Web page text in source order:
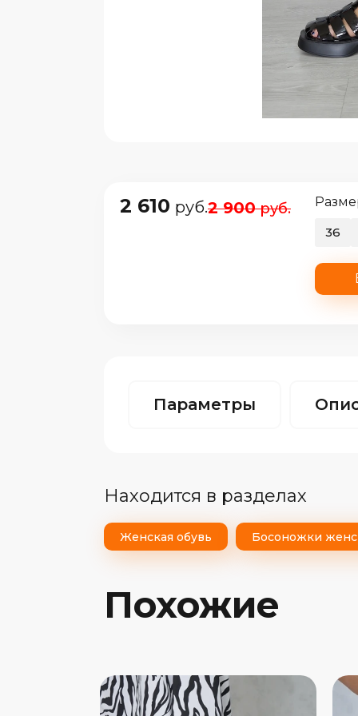
2 610 руб.2 900 руб.
36
Параметры
Находится в разделах
Женская обувь Босоножки
Похожие